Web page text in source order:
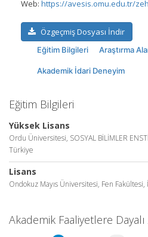
Web: https://avesis.omu.edu.tr/
Özgeçmiş Dosyası İndir
Eğitim Bilgileri Araştırma
Akademik İdari Deneyim
Eğitim Bilgileri
Yüksek Lisans
Ordu Üniversitesi, SOSYAL BİLİMLER
Türkiye
Lisans
Ondokuz Mayıs Üniversitesi, Fen
Akademik Faaliyetlere Dayalı